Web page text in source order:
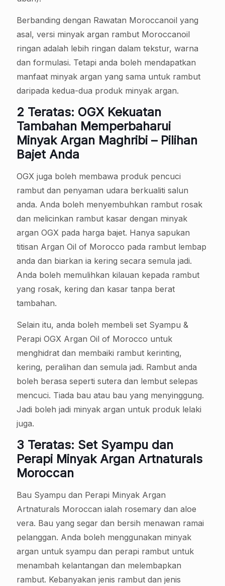
Berbanding dengan Rawatan Moroccanoil yang
asal, versi minyak argan rambut Moroccanoil
ringan adalah lebih ringan dalam tekstur, warna
dan formulasi. Tetapi anda boleh mendapatkan
manfaat minyak argan yang sama untuk rambut
daripada kedua-dua produk minyak argan.
2 Teratas: OGX Kekuatan
Tambahan Memperbaharui
Minyak Argan Maghribi – Pilihan
Bajet Anda
OGX juga boleh membawa produk pencuci
rambut dan penyaman udara berkualiti salun
anda. Anda boleh menyembuhkan rambut rosak
dan melicinkan rambut kasar dengan minyak
argan OGX pada harga bajet. Hanya sapukan
titisan Argan Oil of Morocco pada rambut lembap
anda dan biarkan ia kering secara semula jadi.
Anda boleh memulihkan kilauan kepada rambut
yang rosak, kering dan kasar tanpa berat
tambahan.
Selain itu, anda boleh membeli set Syampu &
Perapi OGX Argan Oil of Morocco untuk
menghidrat dan membaiki rambut kerinting,
kering, peralihan dan semula jadi. Rambut anda
boleh berasa seperti sutera dan lembut selepas
mencuci. Tiada bau atau bau yang menyinggung.
Jadi boleh jadi minyak argan untuk produk lelaki
juga.
3 Teratas: Set Syampu dan
Perapi Minyak Argan Artnaturals
Moroccan
Bau Syampu dan Perapi Minyak Argan
Artnaturals Moroccan ialah rosemary dan aloe
vera. Bau yang segar dan bersih menawan ramai
pelanggan. Anda boleh menggunakan minyak
argan untuk syampu dan perapi rambut untuk
menambah kelantangan dan melembapkan
rambut. Kebanyakan jenis rambut dan jenis